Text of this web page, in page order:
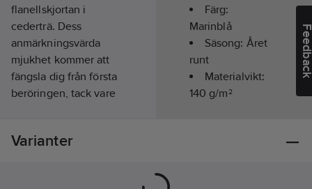
flanellskjortan i
cederträ. Dess
anmärkningsvärda
mjukhet kommer att
fängsla dig från första
beröringen, tack vare
italienska vävaren
Färg:
Marinblå
Säsong: Året
runt
Materialvikt:
140 g/m²
Varianter